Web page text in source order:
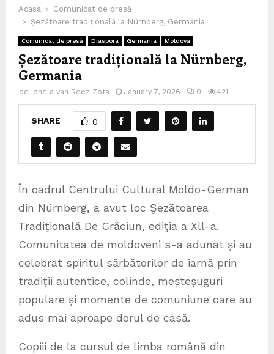
Acasa
Comunicat de presă
Șezătoare tradițională la Nürnberg, Germania
Comunicat de presă Diaspora Germania Moldova
Șezătoare tradițională la Nürnberg,
Germania
de Ionela van Reez-Zota January 7, 2026 0 421
SHARE 0
În cadrul Centrului Cultural Moldo-German
din Nürnberg, a avut loc Şezãtoarea
Tradiţională De Crăciun, ediţia a Xll-a.
Comunitatea de moldoveni s-a adunat și au
celebrat spiritul sărbătorilor de iarnă prin
tradiții autentice, colinde, meșteșuguri
populare și momente de comuniune care au
adus mai aproape dorul de casă.
Copiii de la cursul de limba română din